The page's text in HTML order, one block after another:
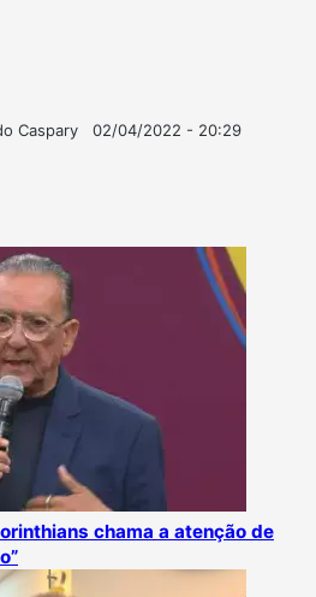
Caspary
02/04/2022 - 20:29
chama a atenção de